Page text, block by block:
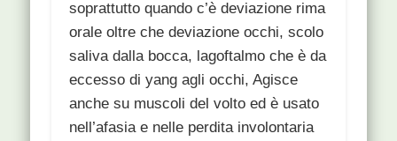
soprattutto quando c’è deviazione rima
orale oltre che deviazione occhi, scolo
saliva dalla bocca, lagoftalmo che è da
eccesso di yang agli occhi, Agisce
anche su muscoli del volto ed è usato
nell’afasia e nelle perdita involontaria